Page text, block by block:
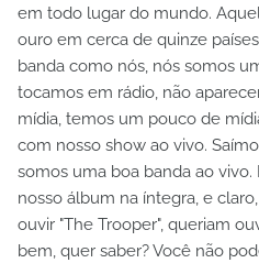
em todo lugar do mundo.
ouro em cerca de quinze
banda como nós, nós somos
tocamos em rádio, não
mídia, temos um pouco de
com nosso show ao vivo.
somos uma boa banda ao
nosso álbum na íntegra, e
ouvir "The Trooper", queriam
bem, quer saber? Você não